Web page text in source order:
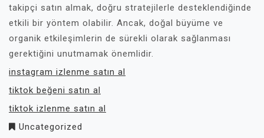
takipçi satın almak, doğru stratejilerle desteklendiğinde
etkili bir yöntem olabilir. Ancak, doğal büyüme ve
organik etkileşimlerin de sürekli olarak sağlanması
gerektiğini unutmamak önemlidir.
instagram izlenme satın al
tiktok beğeni satın al
tiktok izlenme satın al
Uncategorized